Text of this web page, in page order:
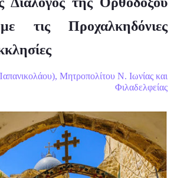
τις Προχαλκηδόνιες
Μητροπολίτου Ν. Ιωνίας και
Φιλαδελφείας